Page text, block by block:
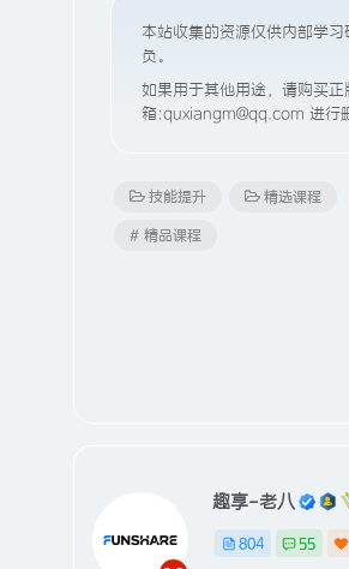
本站收集的资源仅供内部学
负。
如果用于其他用途，请购买
箱:quxiangm@qq.com 进行
技能提升 精选课程
# 精品课程
趣享-老八
804 55